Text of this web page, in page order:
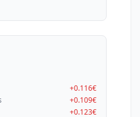
+0.116€
+0.109€
+0.123€